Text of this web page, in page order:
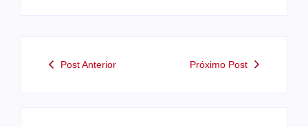
Post Anterior Próximo Post